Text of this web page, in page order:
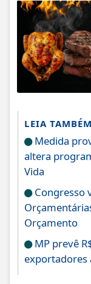
LEIA
Medida
altera
Vida
Congresso
Orçamento
MP prevê
exportadores